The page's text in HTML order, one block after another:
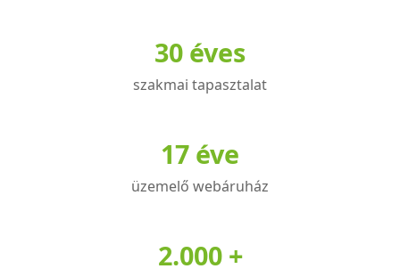
30 éves
szakmai tapasztalat
17 éve
üzemelő webáruház
2.000 +